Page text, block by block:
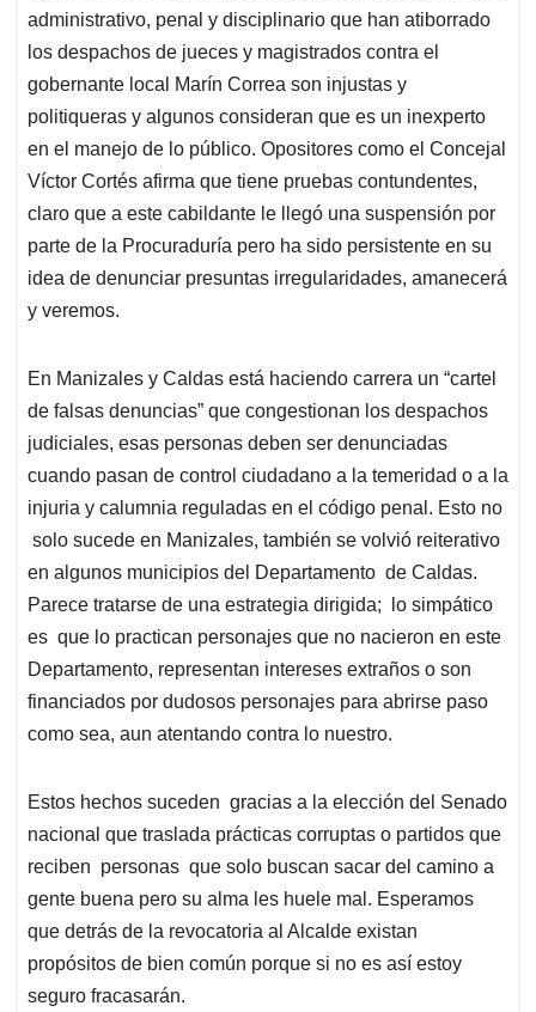
administrativo, penal y disciplinario que han atiborrado
los despachos de jueces y magistrados contra el
gobernante local Marín Correa son injustas y
politiqueras y algunos consideran que es un inexperto
en el manejo de lo público. Opositores como el Concejal
Víctor Cortés afirma que tiene pruebas contundentes,
claro que a este cabildante le llegó una suspensión por
parte de la Procuraduría pero ha sido persistente en su
idea de denunciar presuntas irregularidades, amanecerá
y veremos.
En Manizales y Caldas está haciendo carrera un “cartel
de falsas denuncias” que congestionan los despachos
judiciales, esas personas deben ser denunciadas
cuando pasan de control ciudadano a la temeridad o a la
injuria y calumnia reguladas en el código penal. Esto no
solo sucede en Manizales, también se volvió reiterativo
en algunos municipios del Departamento de Caldas.
Parece tratarse de una estrategia dirigida; lo simpático
es que lo practican personajes que no nacieron en este
Departamento, representan intereses extraños o son
financiados por dudosos personajes para abrirse paso
como sea, aun atentando contra lo nuestro.
Estos hechos suceden gracias a la elección del Senado
nacional que traslada prácticas corruptas o partidos que
reciben personas que solo buscan sacar del camino a
gente buena pero su alma les huele mal. Esperamos
que detrás de la revocatoria al Alcalde existan
propósitos de bien común porque si no es así estoy
seguro fracasarán.